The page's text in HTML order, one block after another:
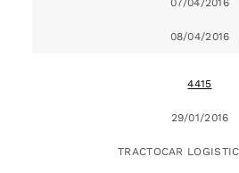
08/04/2016
4415
29/01/2016
TRACTOCAR